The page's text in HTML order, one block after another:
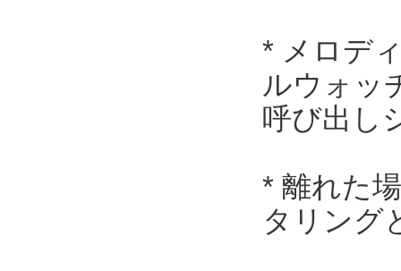
* メロデ
ルウォッ
呼び出し
* 離れた
タリング